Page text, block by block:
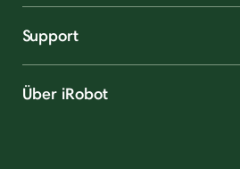
Support
Über iRobot